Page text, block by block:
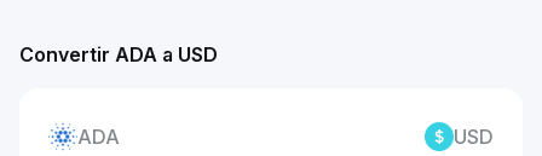
Convertir ADA a USD
ADA USD